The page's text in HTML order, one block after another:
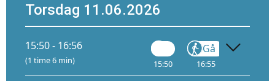
Torsdag 11.06.2026
15:50 - 16:56
(1 time 6 min) 15:50
Gå
16:55